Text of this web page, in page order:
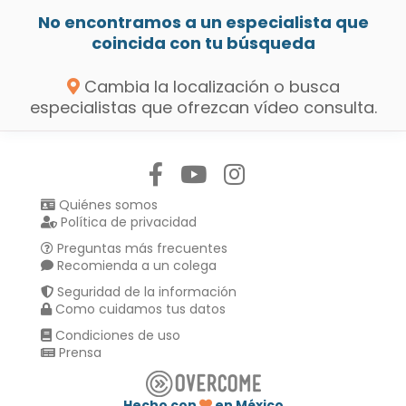
No encontramos a un especialista que
coincida con tu búsqueda
Cambia la localización o busca
especialistas que ofrezcan vídeo consulta.
Quiénes somos
Política de privacidad
Preguntas más frecuentes
Recomienda a un colega
Seguridad de la información
Como cuidamos tus datos
Condiciones de uso
Prensa